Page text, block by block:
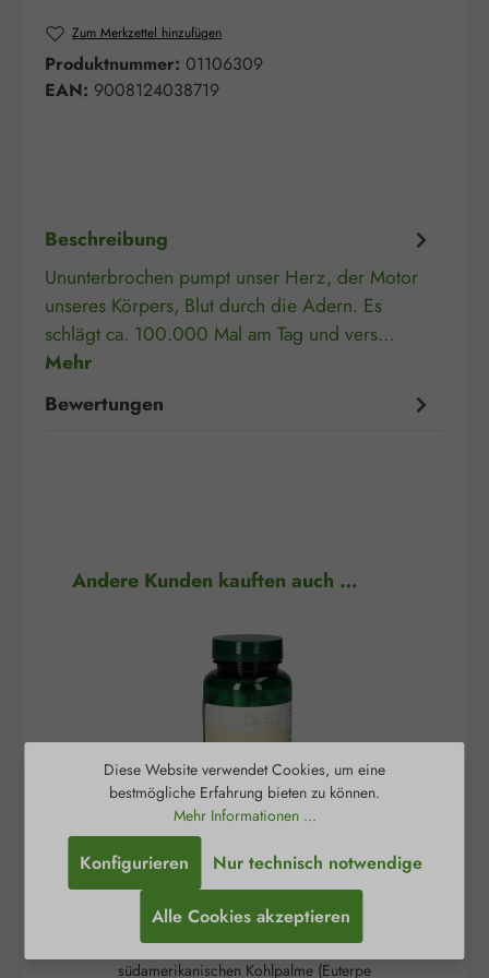
Zum Merkzettel hinzufügen
Produktnummer: 01106309
EAN: 9008124038719
Beschreibung
Ununterbrochen pumpt unser Herz, der Motor
unseres Körpers, Blut durch die Adern. Es
schlägt ca. 100.000 Mal am Tag und vers…
Mehr
Bewertungen
Produktgalerie überspringen
Andere Kunden kauften auch …
Acai 350 mg Kapseln
südamerikanischen Kohlpalme (Euterpe
Diese Website verwendet Cookies, um eine
bestmögliche Erfahrung bieten zu können.
Mehr Informationen ...
Nur technisch notwendige
Konfigurieren
Alle Cookies akzeptieren